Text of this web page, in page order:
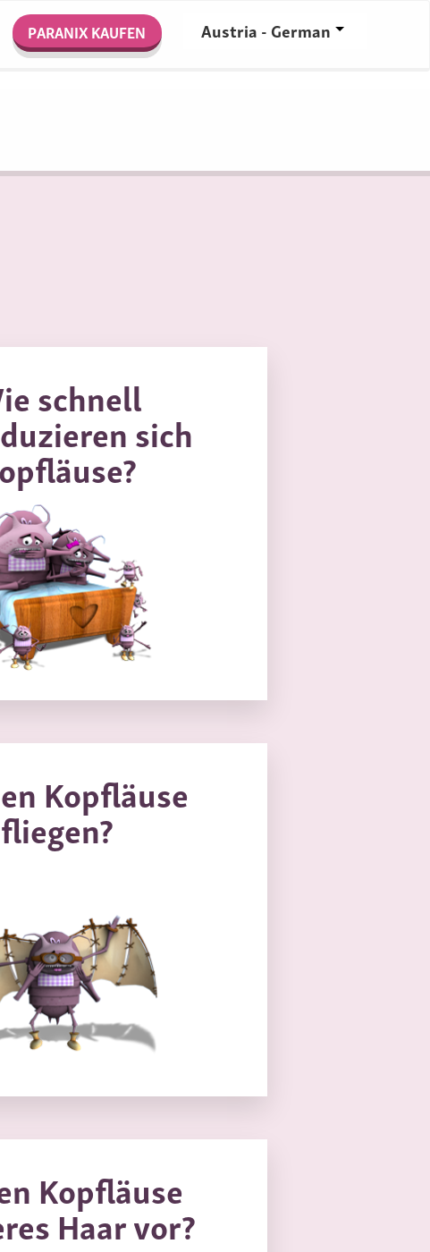
PARANIX KAUFEN Austria - German
schnell
sich
Kopfläuse
fliegen?
Kopfläuse
Haar vor?